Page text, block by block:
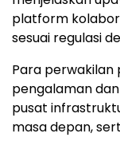
platform
sesuai regulasi
Para perwakilan
pengalaman
pusat
masa depan,